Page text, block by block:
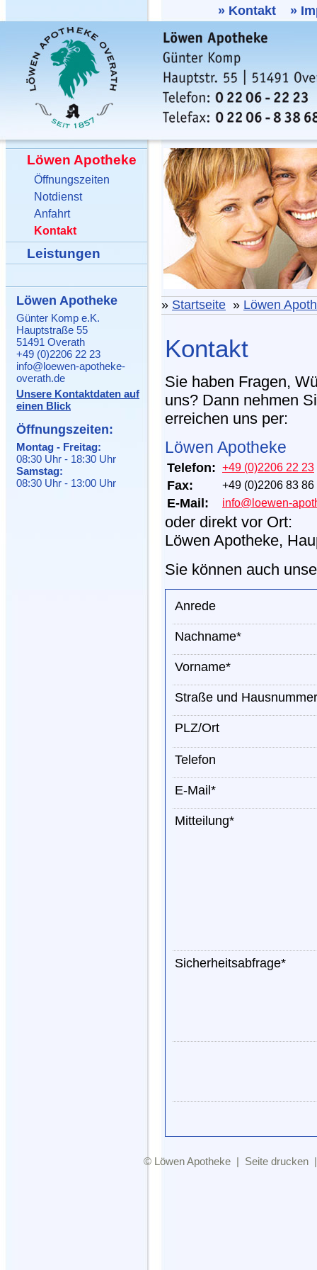
» Kontakt »
Löwen Apotheke
Öffnungszeiten
Notdienst
Anfahrt
Kontakt
Leistungen
Löwen Apotheke
Günter Komp e.K.
Hauptstraße 55
51491 Overath
+49 (0)2206 22 23
info@loewen-apotheke-
overath.de
Unsere Kontaktdaten auf
einen Blick
Öffnungszeiten:
Montag - Freitag:
08:30 Uhr - 18:30 Uhr
Samstag:
08:30 Uhr - 13:00 Uhr
» Startseite » Löwen
Kontakt
Sie haben Fragen,
uns? Dann nehmen
erreichen uns per:
Löwen Apotheke
Telefon: +49 (0)2206 22 23
Fax: +49 (0)2206 83 86
E-Mail: info@loewen-
oder direkt vor Ort:
Löwen Apotheke,
Sie können auch
Anrede
Nachname*
Vorname*
Straße und Hausnummer
PLZ/Ort
Telefon
E-Mail*
Mitteilung*
Sicherheitsabfrage*
© Löwen Apotheke| Seite drucken